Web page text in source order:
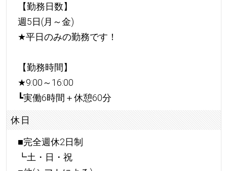
【勤務日数】
週5日(月～金)
★平日のみの勤務です！
【勤務時間】
★9:00～16:00
┗実働6時間＋休憩60分
休日
■完全週休2日制
┗土・日・祝